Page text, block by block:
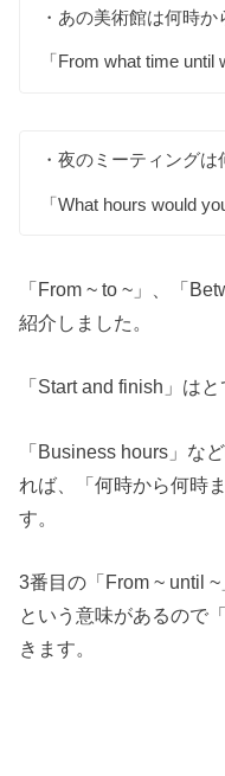
・あの美術館は何時
「From what time until
・夜のミーティング
「What hours would
「From ~ to ~」、「
紹介しました。
「Start and finish」は
「Business hours」な
れば、「何時から何時
す。
3番目の「From ~ until
という意味があるので
きます。